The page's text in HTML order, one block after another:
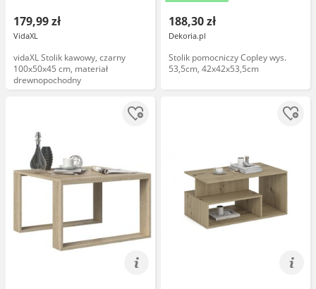
179,99 zł
VidaXL
vidaXL Stolik kawowy, czarny
100x50x45 cm, materiał
drewnopochodny
188,30 zł
Dekoria.pl
Stolik pomocniczy Copley wys.
53,5cm, 42x42x53,5cm